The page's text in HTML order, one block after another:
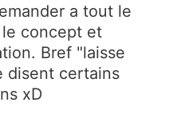
a tout le
concept et
Bref "laisse
disent certains
xD